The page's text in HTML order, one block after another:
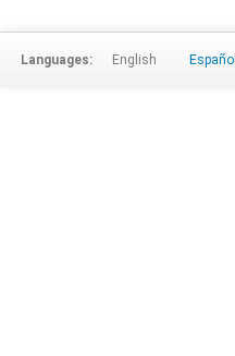
Languages: English Español